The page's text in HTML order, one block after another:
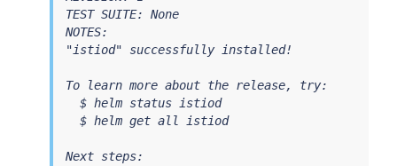
TEST SUITE: None
NOTES:
"istiod" successfully installed!
To learn more about the release, try:
  $ helm status istiod
  $ helm get all istiod
Next steps: